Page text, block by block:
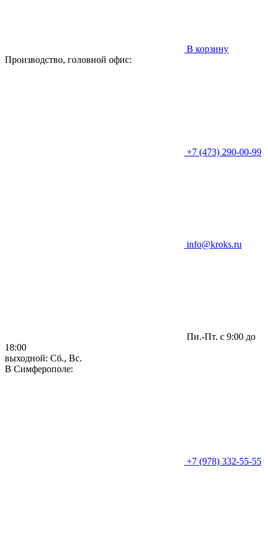
В корзину
Производство, головной офис:
+7 (473) 290-00-99
info@kroks.ru
Пн.-Пт. с 9:00 до
18:00
выходной: Сб., Вс.
В Симферополе:
+7 (978) 332-55-55